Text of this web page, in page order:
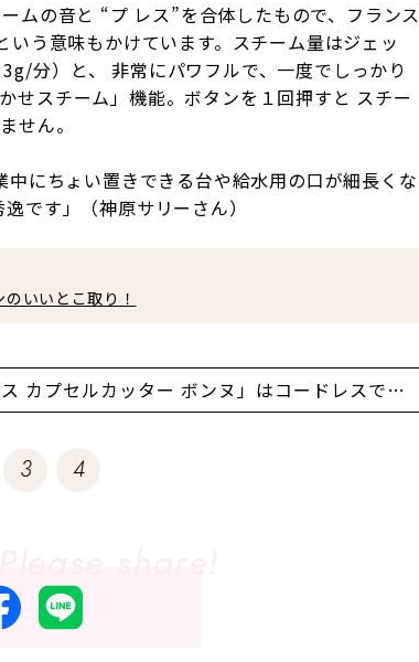
ムの音と “プ レス”を合体したもので、フランス
う意味もかけています。スチーム量はジェッ
分）と、 非常にパワフルで、一度でしっかり
せスチーム」機能。ボタンを１回押すと スチー
せん。
にちょい置きできる台や給水用の口が細長くな
です」（神原サリーさん）
いいとこ取り！
カプセルカッター ボンヌ」はコードレスで使
群！
3 4